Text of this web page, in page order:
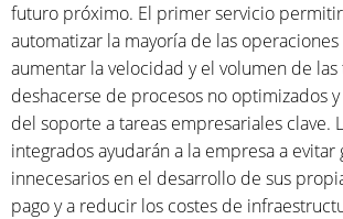
futuro próximo. El primer servicio
automatizar la mayoría de las
aumentar la velocidad y el volumen de las
deshacerse de procesos no optimizados
del soporte a tareas empresariales clave.
integrados ayudarán a la empresa a evitar
innecesarios en el desarrollo de sus
pago y a reducir los costes de